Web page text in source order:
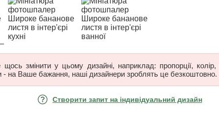
змінити у цьому дизайні, наприклад: пропорції, колір,
- на Ваше бажання, наші дизайнери зроблять це безкоштовно.
Створити запит на індивідуальний дизайн